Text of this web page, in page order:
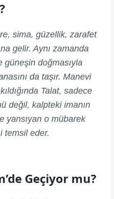
sima, güzellik, zarafet
gelir. Aynı zamanda
güneşin doğmasıyla
da taşır. Manevi
Talat, sadece
değil, kalpteki imanın
yansıyan o mübarek
temsil eder.
Geçiyor mu?